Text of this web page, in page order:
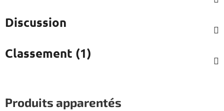
Discussion
Classement (1)
Produits apparentés